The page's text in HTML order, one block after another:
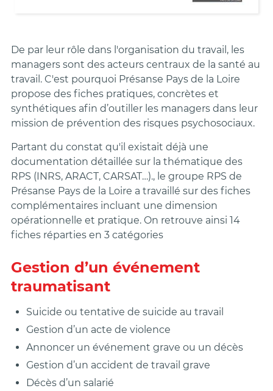
De par leur rôle dans l'organisation du travail, les
managers sont des acteurs centraux de la santé au
travail. C'est pourquoi Présanse Pays de la Loire
propose des fiches pratiques, concrètes et
synthétiques afin d’outiller les managers dans leur
mission de prévention des risques psychosociaux.
Partant du constat qu'il existait déjà une
documentation détaillée sur la thématique des
RPS (INRS, ARACT, CARSAT…)., le groupe RPS de
Présanse Pays de la Loire a travaillé sur des fiches
complémentaires incluant une dimension
opérationnelle et pratique. On retrouve ainsi 14
fiches réparties en 3 catégories
Gestion d’un événement
traumatisant
Suicide ou tentative de suicide au travail
Gestion d’un acte de violence
Annoncer un événement grave ou un décès
Gestion d’un accident de travail grave
Décès d’un salarié